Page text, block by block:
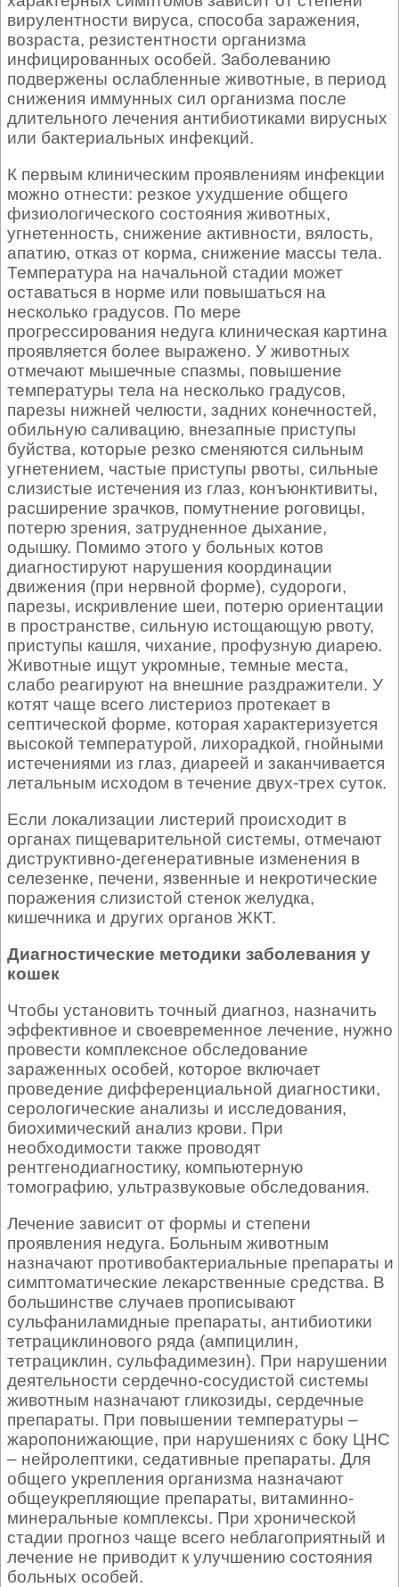
вирулентности вируса, способа заражения,
возраста, резистентности организма
инфицированных особей. Заболеванию
подвержены ослабленные животные, в период
снижения иммунных сил организма после
длительного лечения антибиотиками вирусных
или бактериальных инфекций.
К первым клиническим проявлениям инфекции
можно отнести: резкое ухудшение общего
физиологического состояния животных,
угнетенность, снижение активности, вялость,
апатию, отказ от корма, снижение массы тела.
Температура на начальной стадии может
оставаться в норме или повышаться на
несколько градусов. По мере
прогрессирования недуга клиническая картина
проявляется более выражено. У животных
отмечают мышечные спазмы, повышение
температуры тела на несколько градусов,
парезы нижней челюсти, задних конечностей,
обильную саливацию, внезапные приступы
буйства, которые резко сменяются сильным
угнетением, частые приступы рвоты, сильные
слизистые истечения из глаз, конъюнктивиты,
расширение зрачков, помутнение роговицы,
потерю зрения, затрудненное дыхание,
одышку. Помимо этого у больных котов
диагностируют нарушения координации
движения (при нервной форме), судороги,
парезы, искривление шеи, потерю ориентации
в пространстве, сильную истощающую рвоту,
приступы кашля, чихание, профузную диарею.
Животные ищут укромные, темные места,
слабо реагируют на внешние раздражители. У
котят чаще всего листериоз протекает в
септической форме, которая характеризуется
высокой температурой, лихорадкой, гнойными
истечениями из глаз, диареей и заканчивается
летальным исходом в течение двух-трех суток.
Если локализации листерий происходит в
органах пищеварительной системы, отмечают
диструктивно-дегенеративные изменения в
селезенке, печени, язвенные и некротические
поражения слизистой стенок желудка,
кишечника и других органов ЖКТ.
Диагностические методики заболевания у
кошек
Чтобы установить точный диагноз, назначить
эффективное и своевременное лечение, нужно
провести комплексное обследование
зараженных особей, которое включает
проведение дифференциальной диагностики,
серологические анализы и исследования,
биохимический анализ крови. При
необходимости также проводят
рентгенодиагностику, компьютерную
томографию, ультразвуковые обследования.
Лечение зависит от формы и степени
проявления недуга. Больным животным
назначают противобактериальные препараты и
симптоматические лекарственные средства. В
большинстве случаев прописывают
сульфаниламидные препараты, антибиотики
тетрациклинового ряда (ампицилин,
тетрациклин, сульфадимезин). При нарушении
деятельности сердечно-сосудистой системы
животным назначают гликозиды, сердечные
препараты. При повышении температуры –
жаропонижающие, при нарушениях с боку ЦНС
– нейролептики, седативные препараты. Для
общего укрепления организма назначают
общеукрепляющие препараты, витаминно-
минеральные комплексы. При хронической
стадии прогноз чаще всего неблагоприятный и
лечение не приводит к улучшению состояния
больных особей.